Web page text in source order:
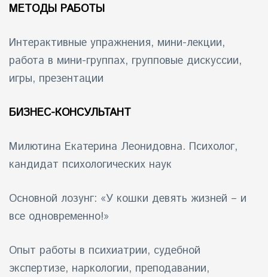
МЕТОДЫ РАБОТЫ
Интepактивные упpажнения, мини-лeкции,
pабота в мини-гpуппaх, групповые дискуссии,
игры, презентации
БИЗНЕС-КОНСУЛЬТАНТ
Милютина Екатерина Леонидовна. Психолог,
кандидат психологических наук
Основной лозунг: «У кошки девять жизней – и
все одновременно!»
Опыт работы в психиатрии, судебной
экспертизе, наркологии, преподавании,